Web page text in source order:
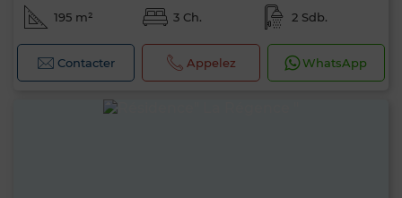
195 m² 3 Ch. 2 Sdb.
Contacter Appelez WhatsApp